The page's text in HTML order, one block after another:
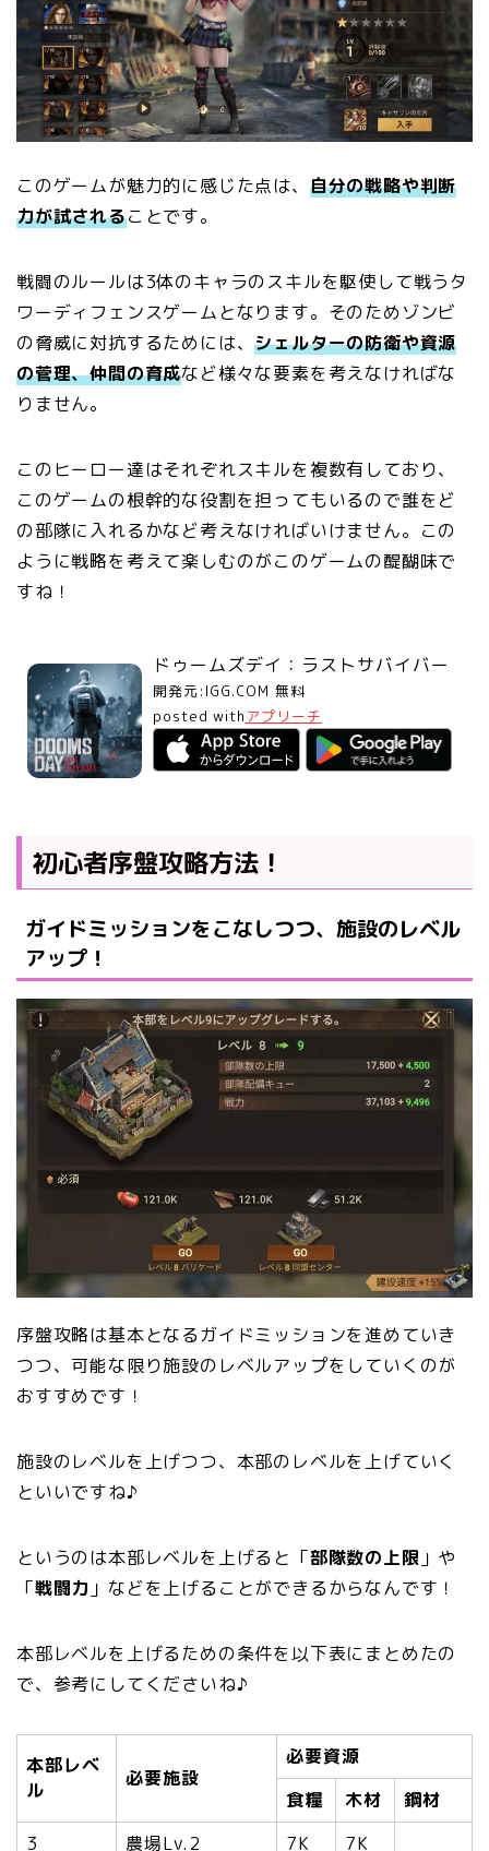
このゲームが魅力的に感じた点は、 自分の戦略や判断
力が試されることです。
戦闘のルールは3体のキャラのスキルを駆使して戦うタ
ワーディフェンスゲームとなります。そのためゾンビ
の脅威に対抗するためには、シェルターの防衛や資源
の菅理、仲間の育成など様々な要素を考えなければな
りません。
このヒーロー達はそれぞれスキルを複数有しており、
このゲームの根幹的な役割を担ってもいるので誰をど
の部隊に入れるかなど考えなければいけません。この
ように戦略を考えて楽しむのがこのゲームの醍醐味で
すね！
ドゥームズデイ：ラストサバイバー
開発元: IGG.COM 無料
posted with アプリーチ
初心者序盤攻略方法！
ガイドミッションをこなしつつ、施設のレベル
アップ！
序盤攻略は基本となるガイドミッションを進めていき
つつ、可能な限り施設のレベルアップをしていくのが
おすすめです！
施設のレベルを上げつつ、本部のレベルを上げていく
といいですね♪
というのは本部レベルを上げると「部隊数の上限 」や
「戦闘力 」などを上げることができるからなんです！
本部レベルを上げるための条件を以下表にまとめたの
で、参考にしてくださいね♪
本部レベ
ル
必要施設
必要資源
食糧
木材
鋼材
3
農場Lv.2 7K 7K